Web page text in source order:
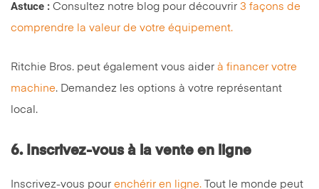
Astuce : Consultez notre blog pour découvrir 3 façons de
comprendre la valeur de votre équipement.
Ritchie Bros. peut également vous aider à financer votre
machine. Demandez les options à votre représentant
local.
6. Inscrivez-vous à la vente en ligne
Inscrivez-vous pour enchérir en ligne. Tout le monde peut